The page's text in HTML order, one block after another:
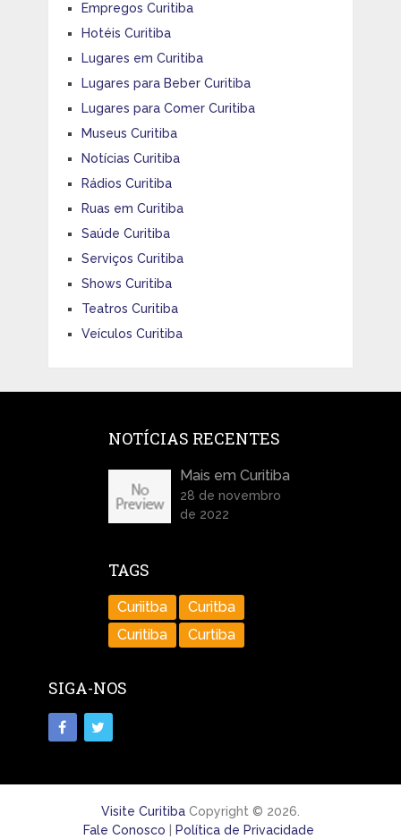
Empregos Curitiba
Hotéis Curitiba
Lugares em Curitiba
Lugares para Beber Curitiba
Lugares para Comer Curitiba
Museus Curitiba
Notícias Curitiba
Rádios Curitiba
Ruas em Curitiba
Saúde Curitiba
Serviços Curitiba
Shows Curitiba
Teatros Curitiba
Veículos Curitiba
NOTÍCIAS RECENTES
Mais em Curitiba
28 de novembro
de 2022
TAGS
Curiitba
Curitba
Curitiba
Curtiba
SIGA-NOS
Visite CuritibaCopyright © 2026.
Fale Conosco
Política de Privacidade